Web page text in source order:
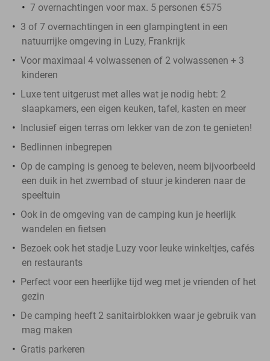
7 overnachtingen voor max. 5 personen €575
3 of 7 overnachtingen in een glampingtent in een
natuurrijke omgeving in Luzy, Frankrijk
Voor maximaal 4 volwassenen of 2 volwassenen + 3
kinderen
Luxe tent uitgerust met alles wat je nodig hebt: 2
slaapkamers, een eigen keuken, tafel, kasten en meer
Inclusief eigen terras om lekker van de zon te genieten!
Bedlinnen inbegrepen
Op de camping is genoeg te beleven, neem bijvoorbeeld
een duik in het zwembad of stuur je kinderen naar de
speeltuin
Ook in de omgeving van de camping kun je heerlijk
wandelen en fietsen
Bezoek ook het stadje Luzy voor leuke winkeltjes, cafés
en restaurants
Perfect voor een heerlijke tijd weg met je vrienden of het
gezin
De camping heeft 2 sanitairblokken waar je gebruik van
mag maken
Gratis parkeren